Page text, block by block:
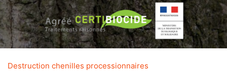
Destruction chenilles processionnaires